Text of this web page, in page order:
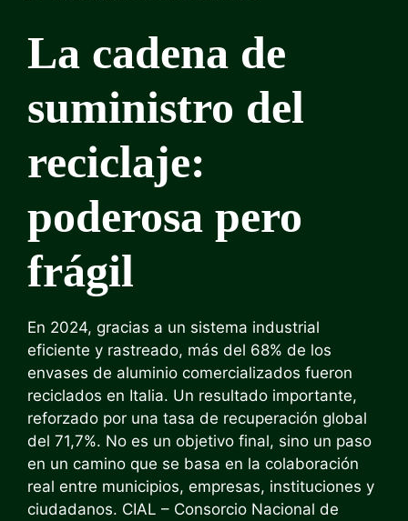
La cadena de
suministro del
reciclaje:
poderosa pero
frágil
En 2024, gracias a un sistema industrial
eficiente y rastreado, más del 68% de los
envases de aluminio comercializados fueron
reciclados en Italia. Un resultado importante,
reforzado por una tasa de recuperación global
del 71,7%. No es un objetivo final, sino un paso
en un camino que se basa en la colaboración
real entre municipios, empresas, instituciones y
ciudadanos. CIAL – Consorcio Nacional de